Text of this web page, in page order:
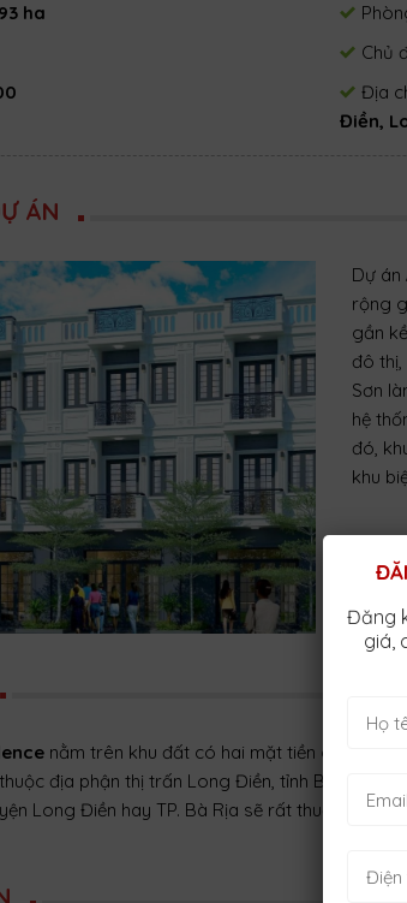
ha
Chủ
Địa
Điền,
ÁN
Dự án
rộng
gần
đô
Sơn
hệ
đó,
khu
nằm trên khu đất có hai mặt tiền gồm
địa phận thị trấn Long Điền, tỉnh Bà Rịa –
Long Điền hay TP. Bà Rịa sẽ rất thuận tiện
Đăng
giá,